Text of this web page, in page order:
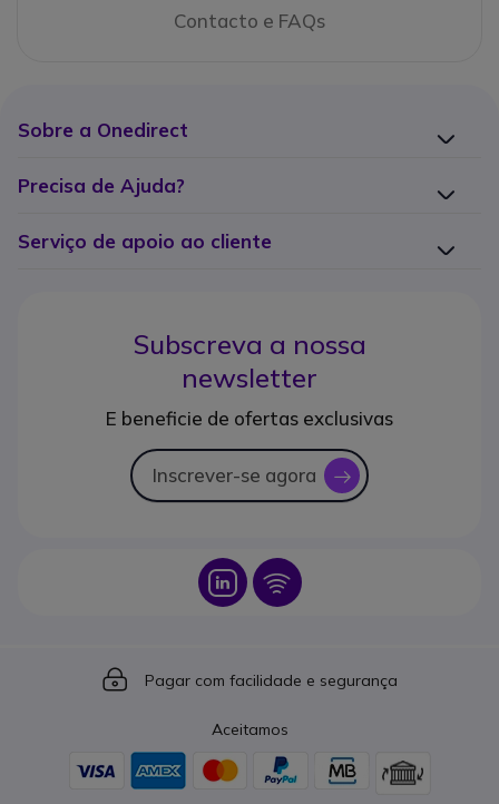
Contacto e FAQs
Sobre a Onedirect
Precisa de Ajuda?
Serviço de apoio ao cliente
Subscreva a nossa
newsletter
E beneficie de ofertas exclusivas
Inscrever-se agora icon
Icon Icon
Icon
Pagar com facilidade e segurança
Aceitamos